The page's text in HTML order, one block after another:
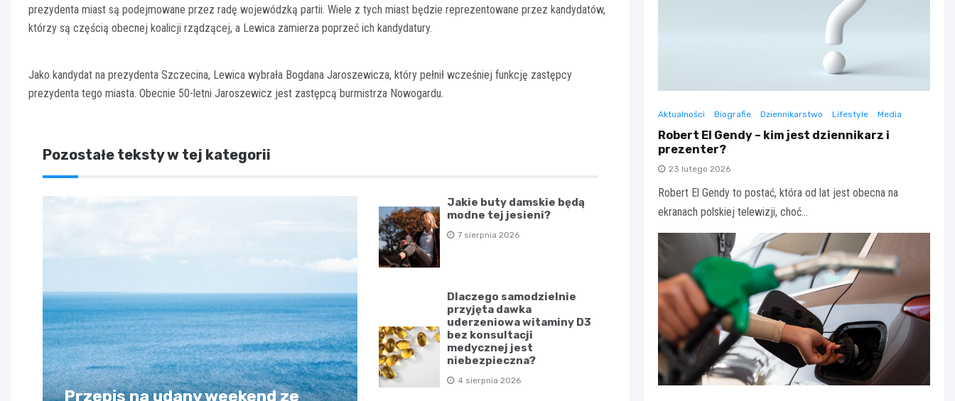
prezydenta miast są podejmowane przez radę wojewódzką partii. Wiele z tych miast będzie reprezentowane przez kandydatów,
którzy są częścią obecnej koalicji rządzącej, a Lewica zamierza poprzeć ich kandydatury.
Jako kandydat na prezydenta Szczecina, Lewica wybrała Bogdana Jaroszewicza, który pełnił wcześniej funkcję zastępcy
prezydenta tego miasta. Obecnie 50-letni Jaroszewicz jest zastępcą burmistrza Nowogardu.
Pozostałe teksty w tej kategorii
Przepis na udany weekend ze
Jakie buty damskie będą
modne tej jesieni?
7 sierpnia 2026
Dlaczego samodzielnie
przyjęta dawka
uderzeniowa witaminy D3
bez konsultacji
medycznej jest
niebezpieczna?
4 sierpnia 2026
Aktualności Biografie Dziennikarstwo Lifestyle Media
Robert El Gendy – kim jest dziennikarz i
prezenter?
23 lutego 2026
Robert El Gendy to postać, która od lat jest obecna na
ekranach polskiej telewizji, choć…